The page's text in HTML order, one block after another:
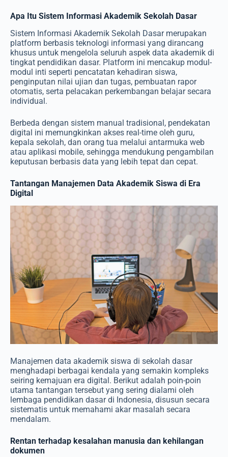
Apa Itu Sistem Informasi Akademik Sekolah Dasar
Sistem Informasi Akademik Sekolah Dasar merupakan
platform berbasis teknologi informasi yang dirancang
khusus untuk mengelola seluruh aspek data akademik di
tingkat pendidikan dasar. Platform ini mencakup modul-
modul inti seperti pencatatan kehadiran siswa,
penginputan nilai ujian dan tugas, pembuatan rapor
otomatis, serta pelacakan perkembangan belajar secara
individual.
Berbeda dengan sistem manual tradisional, pendekatan
digital ini memungkinkan akses real-time oleh guru,
kepala sekolah, dan orang tua melalui antarmuka web
atau aplikasi mobile, sehingga mendukung pengambilan
keputusan berbasis data yang lebih tepat dan cepat.
Tantangan Manajemen Data Akademik Siswa di Era
Digital
Manajemen data akademik siswa di sekolah dasar
menghadapi berbagai kendala yang semakin kompleks
seiring kemajuan era digital. Berikut adalah poin-poin
utama tantangan tersebut yang sering dialami oleh
lembaga pendidikan dasar di Indonesia, disusun secara
sistematis untuk memahami akar masalah secara
mendalam.
Rentan terhadap kesalahan manusia dan kehilangan
dokumen